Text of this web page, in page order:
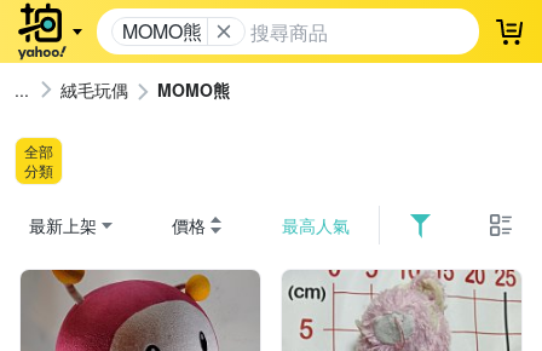
MOMO熊 登
絨毛玩偶 MOMO熊
全部
分類
最新上架 價格 最高人氣